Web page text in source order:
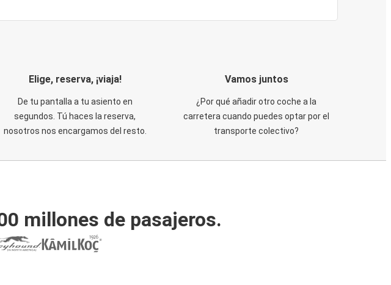
Elige, reserva, ¡viaja!
De tu pantalla a tu asiento en
segundos. Tú haces la reserva,
nosotros nos encargamos del resto.
Vamos juntos
¿Por qué añadir otro coche a la
carretera cuando puedes optar por el
transporte colectivo?
millones de pasajeros.